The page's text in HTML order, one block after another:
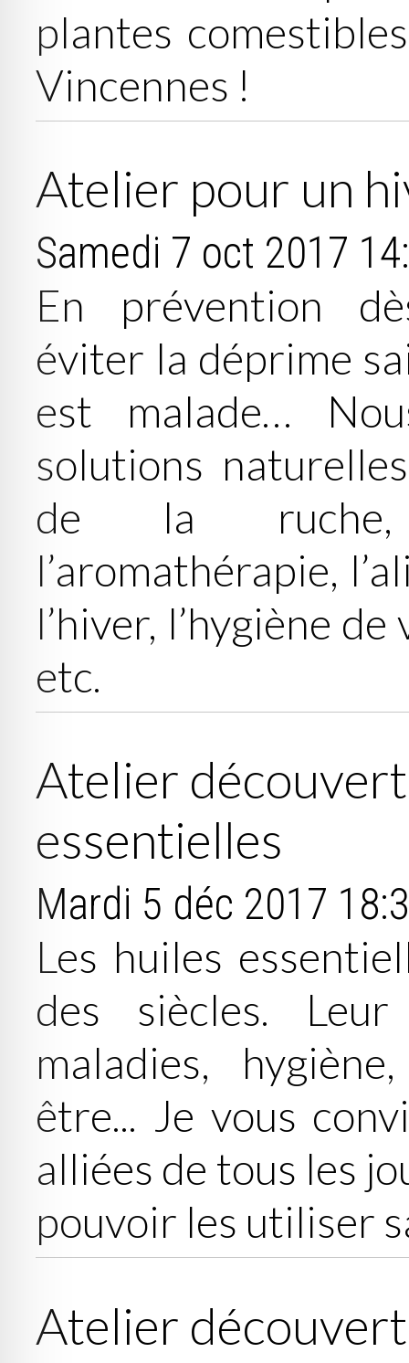
plantes
Vincennes !
Atelier pour un
Samedi 7 oct 2017
En prévention
éviter la déprime
est malade…
solutions
de la ruche,
l’aromathérapie,
l’hiver, l’hygiène
etc.
Atelier
essentielles
Mardi 5 déc 2017
Les huiles
des siècles.
maladies,
être... Je vous
alliées de tous les
pouvoir les utiliser
Atelier